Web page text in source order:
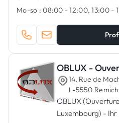
Mo-so : 08:00 - 12:00, 13:00 -
14, Rue de
L-5550 Remich
OBLUX
Luxembourg) -